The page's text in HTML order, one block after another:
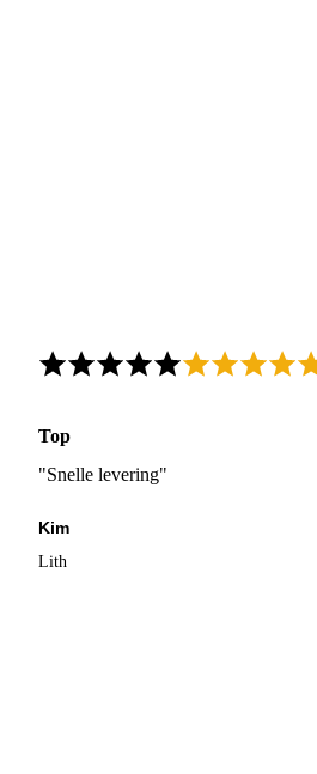
Top
"Snelle levering"
Kim
Lith